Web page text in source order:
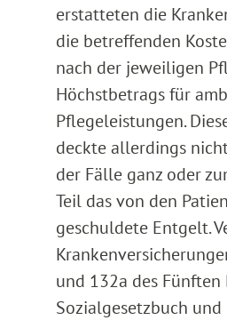
erstatteten die
die betreffenden
nach der jeweiligen
Höchstbetrags für
Pflegeleistungen.
deckte allerdings
der Fälle ganz oder
Teil das von den
geschuldete Entgelt.
und 132a des Fünften
Sozialgesetzbuch